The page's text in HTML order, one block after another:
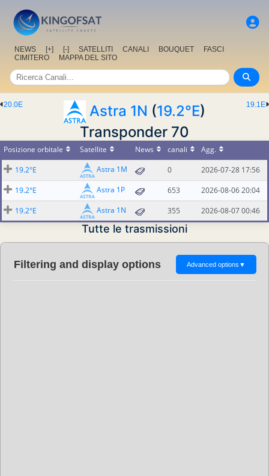
NEWS [+] [-] SATELLITI CANALI BOUQUET
FASCI
CIMITERO
MAPPA DEL SITO
19.1E
20.0E Astra 1N (19.2°E)
Transponder 70
Posizione orbitale Satellite News canali
Agg.
19.2°E
Astra 1M 0
2026-07-28 17:56
19.2°E
Astra 1P 653
2026-08-06 20:04
19.2°E
Astra 1N 355 2026-08-07 00:46
Tutte le trasmissioni
Filtering and display options Advanced options ▼